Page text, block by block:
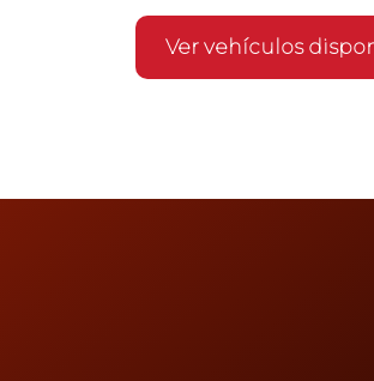
Ver vehículos